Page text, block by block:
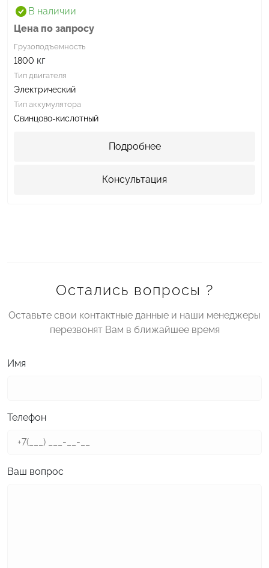
В наличии
Цена по запросу
Грузоподъемность
1800 кг
Тип двигателя
Электрический
Тип аккумулятора
Свинцово-кислотный
Подробнее
Консультация
Остались вопросы ?
Оставьте свои контактные данные и наши менеджеры
перезвонят Вам в ближайшее время
Имя
Телефон
Ваш вопрос